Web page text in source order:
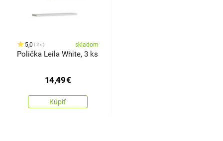
5,0 2x skladom
Polička Leila White, 3 ks
14,49€
Kúpiť